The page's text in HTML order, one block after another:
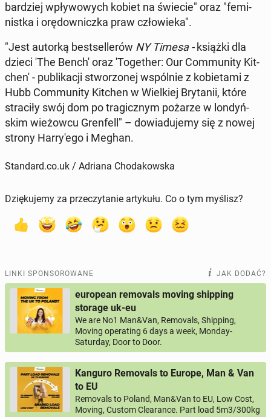
bar­dziej wpły­wo­wych kobiet na świecie" oraz "fe­mi­
nist­ka i orę­dow­nicz­ka praw czło­wie­ka".
"Jest autorką be­st­sel­le­rów NY Timesa -książki dla
dzieci 'The Bench' oraz 'To­ge­ther: Our Com­mu­ni­ty Kit­
che­n' - pu­bli­ka­cji stwo­rzo­nej wspól­nie z ko­bie­ta­mi z
Hubb Com­mu­ni­ty Kitchen w Wiel­kiej Bry­ta­nii, które
stra­ci­ły swój dom po tra­gicz­nym pożarze w lon­dyń­
skim wie­żow­cu Gren­fell" – do­wia­du­je­my się z nowej
strony Har­ry­'e­go i Meghan.
Standard.co.uk / Adriana Chodakowska
Dziękujemy za przeczytanie artykułu. Co o tym myślisz?
LINKI SPONSOROWANE JAK DODAĆ?
european removals moving shipping
storage uk-eu
We are No1 Man&Van, Removals, Shipping,
Moving operating 6 days a week, Monday-
Saturday, Door to Door.
Kanguro Removals to Europe, Man & Van
to EU
Removals to Poland, Man&Van to EU, Low Cost,
Moving, Custom Clearance. Part load 5m3/300kg